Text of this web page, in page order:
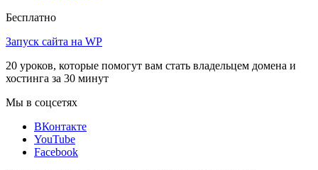
Бесплатно
Запуск сайта на WP
20 уроков, которые помогут вам стать владельцем домена и
хостинга за 30 минут
Мы в соцсетях
ВКонтакте
YouTube
Facebook